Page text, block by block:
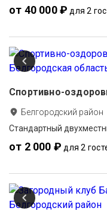
от 40 000 ₽ для 2
Спортивно-
Белгородский район
Стандартный
от 2 000 ₽ для 2